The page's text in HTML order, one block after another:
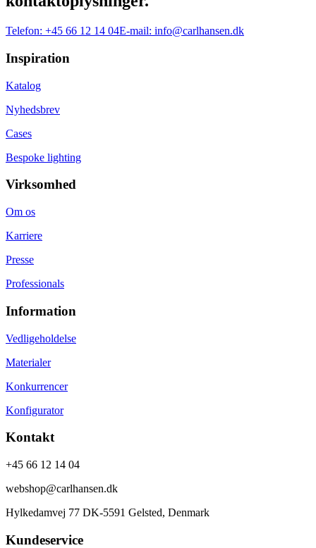
Telefon: +45 66 12 14 04E-mail: info@carlhansen.dk
Inspiration
Katalog
Nyhedsbrev
Cases
Bespoke lighting
Virksomhed
Om os
Karriere
Presse
Professionals
Information
Vedligeholdelse
Materialer
Konkurrencer
Konfigurator
Kontakt
+45 66 12 14 04
webshop@carlhansen.dk
Hylkedamvej 77 DK-5591 Gelsted, Denmark
Kundeservice